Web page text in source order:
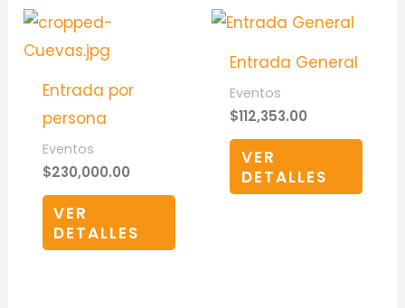
Entrada por
persona
Eventos
$230,000.00
VER
DETALLES
Entrada General
Eventos
$112,353.00
VER
DETALLES